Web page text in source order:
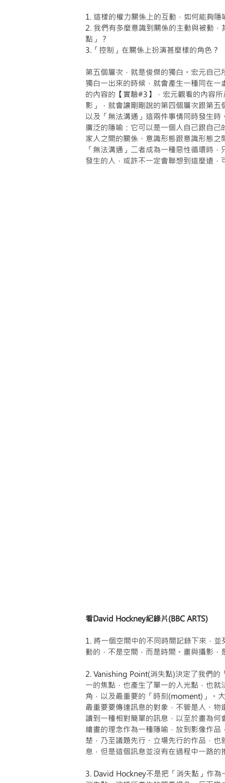
1. 這樣的權力關係上的互動，如何能夠隱
2. 我們有多麼意識到關係的主動與被動
點」？
3.「控制」在關係上扮演甚麼樣的角色？
第五個層次，就是俊傑的獨白。宏元自
獨白一出來的時候，就會產生一種同在
的內容的【實驗#3】，宏元觀看的內容
影」，就會讓剛剛說的第四個層次跟第
以及「無法溝通」這兩件事情同時發生
廣泛的隱喻：它可以是一個人自己跟自
家人之間的關係、意識形態跟意識形態
「無法溝通」二者成為一種惡性循環時
發生的人，或許不一定會聯想到這麼遠
看David Hockney紀錄片(BBC ARTS)
1. 將一個空間中的不同時間記錄下來，
動的，不是空間，而是時間。畫與攝影
2. Vanishing Point(消失點)決定了我們的
一的焦點，也產生了單一的入光點，也
角，以及最重要的「時刻(moment)」。
最重要要傳達訊息的對象，不管是人、
讀到一種相對簡單的訊息，以至於畫為
繪畫的理念作為一種隱喻，放到影像作
楚，乃至議題先行、立場先行的作品，
息，但是這個訊息並沒有在過程中一路
3. David Hockney不是把「消失點」作